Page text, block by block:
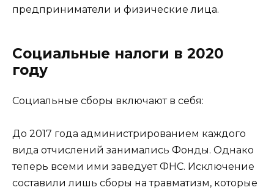
предприниматели и физические лица.
Социальные налоги в 2020
году
Социальные сборы включают в себя:
До 2017 года администрированием каждого
вида отчислений занимались Фонды. Однако
теперь всеми ими заведует ФНС. Исключение
составили лишь сборы на травматизм, которые